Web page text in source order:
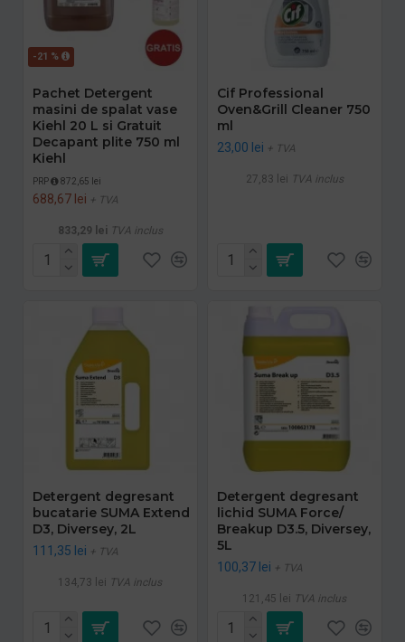
-21 %
Pachet Detergent
masini de spalat vase
Kiehl 20 L si Gratuit
Decapant plite 750 ml
Kiehl
PRP 872,65 lei
688,67 lei + TVA
833,29 lei TVA inclus
Cif Professional
Oven&Grill Cleaner 750
ml
23,00 lei + TVA
27,83 lei TVA inclus
Detergent degresant
bucatarie SUMA Extend
D3, Diversey, 2L
111,35 lei + TVA
134,73 lei TVA inclus
Detergent degresant
lichid SUMA Force/
Breakup D3.5, Diversey,
5L
100,37 lei + TVA
121,45 lei TVA inclus